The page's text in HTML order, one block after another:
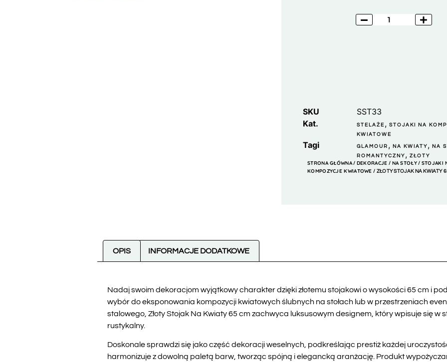
SKU
SST33
Kat.
STELAŻE ,STOJAKI NA
KWIATOWE
Tagi GLAMOUR ,NA KWIATY ,NA
ROMANTYCZNY ,ZŁOTY
STRONA GŁÓWNA/ DEKORACJE / NA STOŁY/ STOJAKI
KOMPOZYCJE KWIATOWE / ZŁOTY STOJAK NA KWIATY
OPIS INFORMACJE DODATKOWE
Nadaj swoim dekoracjom wyjątkowy charakter dzięki złotemu stojakowi o wysokości 65 cm i
wybór do eksponowania kompozycji kwiatowych ślubnych na stołach lub w przestrzeniach
stalowego, Złoty Stojak Na Kwiaty 65 cm zachwyca luksusowym designem, który wpisuje się w
rustykalny.
Doskonale sprawdzi się jako część dekoracji weselnych, podkreślając prestiż każdej
harmonizuje z dowolną paletą barw, tworząc spójną i elegancką aranżację. Produkt